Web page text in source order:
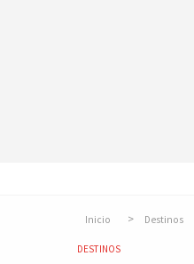
Inicio Destinos
DESTINOS